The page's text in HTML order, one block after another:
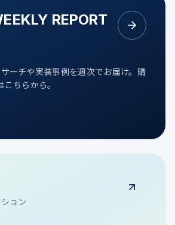
REPORT
ーチや実装事例を週次でお届け。購
ちらから。
ョン